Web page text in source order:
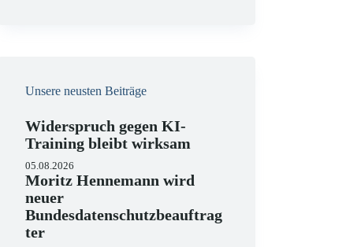
Unsere neusten Beiträge
Widerspruch gegen KI-
Training bleibt wirksam
05.08.2026
Moritz Hennemann wird
neuer
Bundesdatenschutzbeauftrag
ter